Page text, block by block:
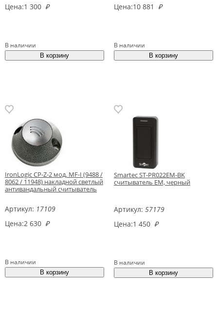
Цена:1 300 ₽
В наличии
Цена:10 881 ₽
В наличии
IronLogic CP-Z-2 мод. MF-I (9488 /
8062 / 11948) накладной светлый
антивандальный считыватель
Артикул: 17109
Цена:2 630 ₽
В наличии
Smartec ST-PR022EM-BK
считыватель EM, черный
Артикул: 57179
Цена:1 450 ₽
В наличии